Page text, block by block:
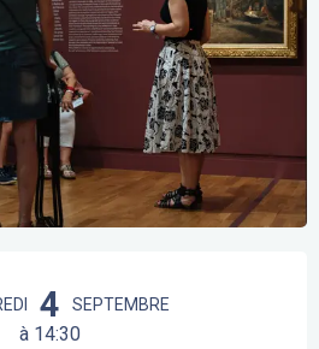
4 SEPTEMBRE
à 14:30